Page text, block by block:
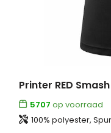
Printer RED
5707 op voorraad
100% polyester,